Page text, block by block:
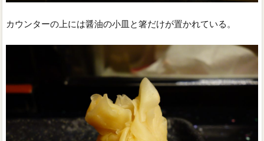
カウンターの上には醤油の小皿と箸だけが置かれている。